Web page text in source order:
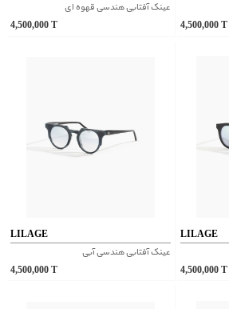
عینک آفتابی هندسی قهوه ای
4,500,000 4,500,000
LILAGE
عینک آفتابی هندسی آبی
4,500,000
LILAGE
4,500,000